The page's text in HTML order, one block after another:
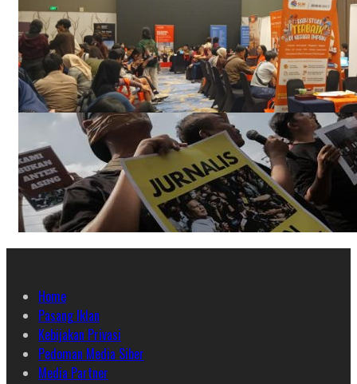
Home
Pasang Iklan
Kebijakan Privasi
Pedoman Media Siber
Media Partner